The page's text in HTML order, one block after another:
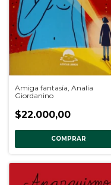
Amiga fantasía, Analía
Giordanino
$22.000,00
COMPRAR